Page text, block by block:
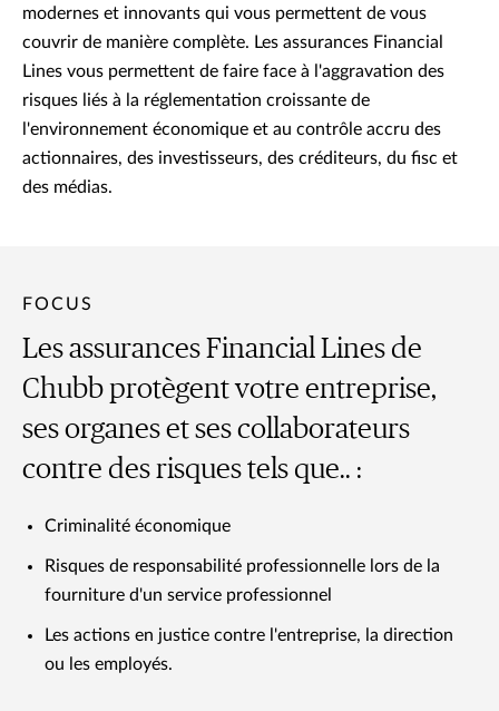
modernes et innovants qui vous permettent de vous
couvrir de manière complète. Les assurances Financial
Lines vous permettent de faire face à l'aggravation des
risques liés à la réglementation croissante de
l'environnement économique et au contrôle accru des
actionnaires, des investisseurs, des créditeurs, du fisc et
des médias.
FOCUS
Les assurances Financial Lines de
Chubb protègent votre entreprise,
ses organes et ses collaborateurs
contre des risques tels que.. :
Criminalité économique
Risques de responsabilité professionnelle lors de la
fourniture d'un service professionnel
Les actions en justice contre l'entreprise, la direction
ou les employés.